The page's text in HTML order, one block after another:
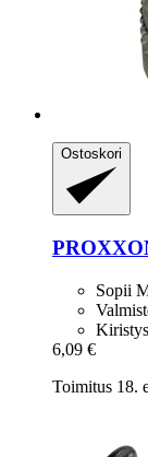
Ostoskori
Sopii
6,09 €
Toimitus 18.